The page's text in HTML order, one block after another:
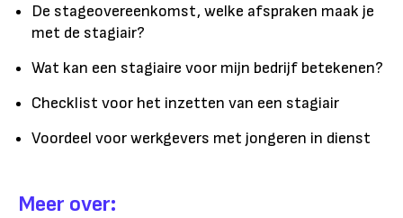
De stageovereenkomst, welke afspraken maak je
met de stagiair?
Wat kan een stagiaire voor mijn bedrijf betekenen?
Checklist voor het inzetten van een stagiair
Voordeel voor werkgevers met jongeren in dienst
Meer over: